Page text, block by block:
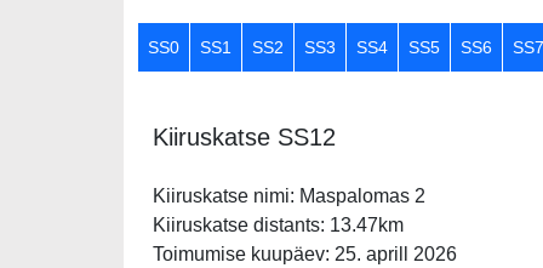
SS0 SS1 SS2 SS3 SS4 SS5 SS6 SS7
Kiiruskatse SS12
Kiiruskatse nimi: Maspalomas 2
Kiiruskatse distants: 13.47km
Toimumise kuupäev: 25. aprill 2026